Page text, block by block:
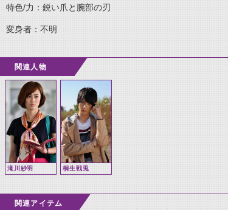
特色/力：鋭い爪と腕部の刃
変身者：不明
関連人物
滝川紗羽 桐生戦兎
関連アイテム